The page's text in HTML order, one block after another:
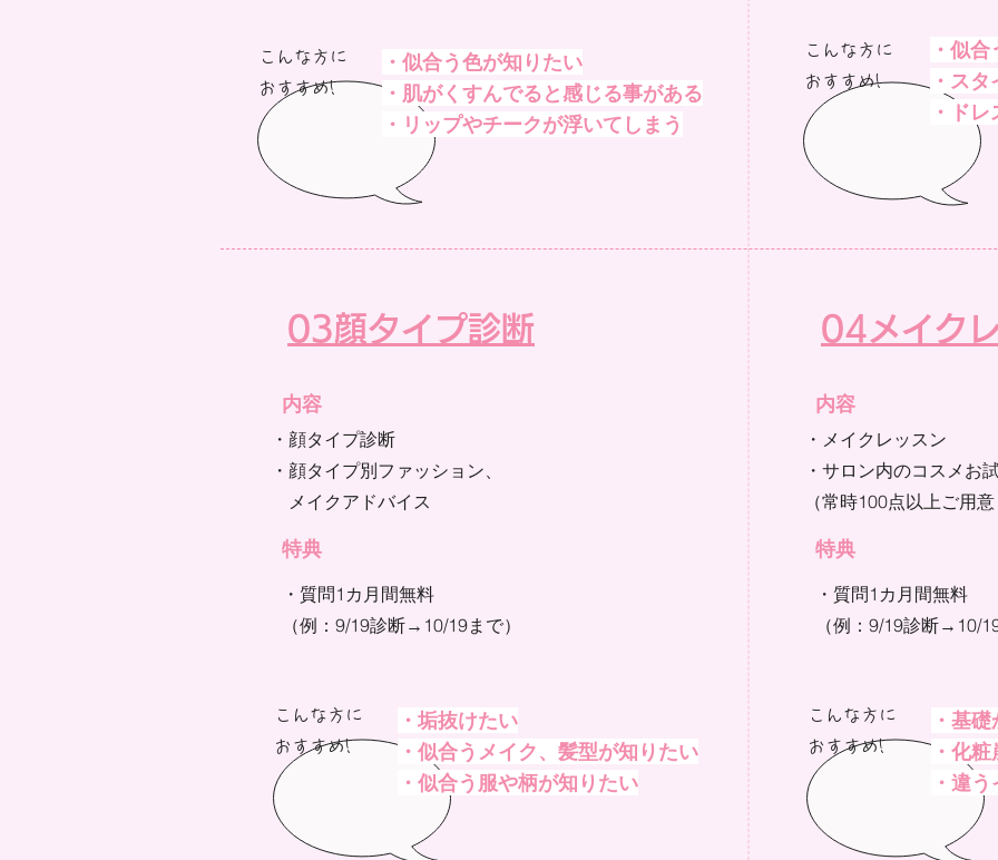
こんな方に
おすすめ!​
・似合う色が知りたい
・肌がくすんでると感じる事がある
・リップやチークが浮いてしまう​
こんな方に
おすすめ!​
・似
・ス
・ド
03顔タイプ診断
内容
​・顔タイプ診断
・顔タイプ別ファッション、
メイクアドバイス
​特典
・質問1カ月間無料
（例：9/19診断→10/19まで）
こんな方に
おすすめ!​
・垢抜けたい
・似合うメイク、髪型が知りたい
・似合う服や柄が知りたい​
04 メイク
内容
​・メイクレッスン
・サロン内のコスメお
（常時100点以上ご用
​特典
・質問1カ月間無料
（例：9/19診断→10/
こんな方に
おすすめ!​
・基
・化
・違